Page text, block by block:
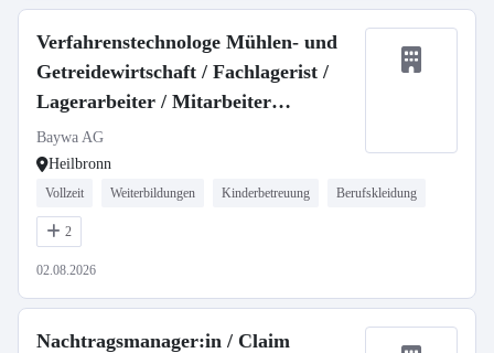
Verfahrenstechnologe Mühlen- und
Getreidewirtschaft / Fachlagerist /
Lagerarbeiter / Mitarbeiter
Getreidesilo m/w/d, Agrar Heilbronn
Baywa AG
Heilbronn
Vollzeit Weiterbildungen Kinderbetreuung Berufskleidung
2
02.08.2026
Nachtragsmanager:in / Claim